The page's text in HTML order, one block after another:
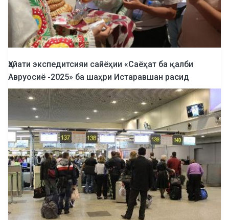
Ҳайати экспедитсияи сайёҳии «Саёҳат ба қалби
Авруосиё -2025» ба шаҳри Истаравшан расид